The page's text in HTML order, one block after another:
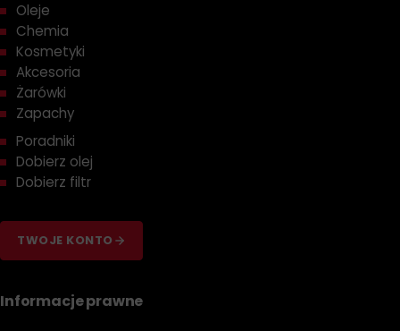
Oleje
Chemia
Kosmetyki
Akcesoria
Żarówki
Zapachy
Poradniki
Dobierz olej
Dobierz filtr
TWOJE KONTO
Informacje prawne